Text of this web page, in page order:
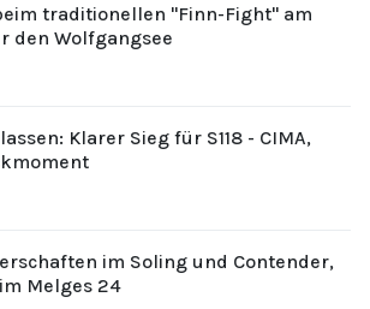
traditionellen "Finn-Fight" am
den Wolfgangsee
Klarer Sieg für S118 - CIMA,
im Soling und Contender,
Melges 24